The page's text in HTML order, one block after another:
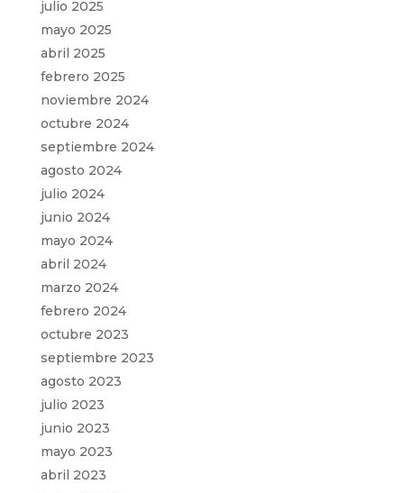
julio 2025
mayo 2025
abril 2025
febrero 2025
noviembre 2024
octubre 2024
septiembre 2024
agosto 2024
julio 2024
junio 2024
mayo 2024
abril 2024
marzo 2024
febrero 2024
octubre 2023
septiembre 2023
agosto 2023
julio 2023
junio 2023
mayo 2023
abril 2023